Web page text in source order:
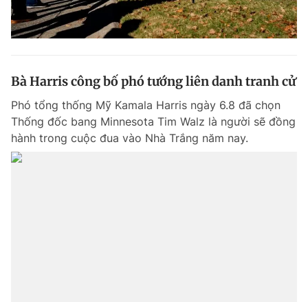
Bà Harris công bố phó tướng liên danh tranh cử
Phó tổng thống Mỹ Kamala Harris ngày 6.8 đã chọn
Thống đốc bang Minnesota Tim Walz là người sẽ đồng
hành trong cuộc đua vào Nhà Trắng năm nay.